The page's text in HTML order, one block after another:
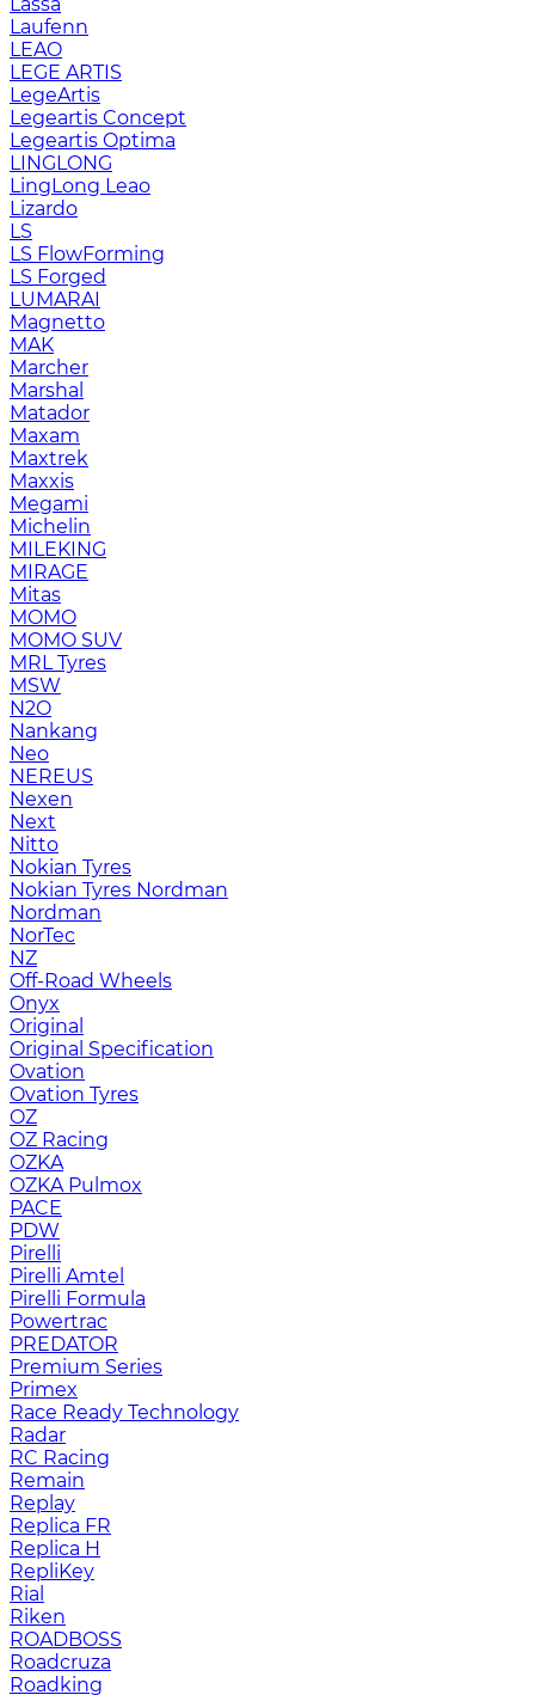
Laufenn
LEAO
LEGE ARTIS
LegeArtis
Legeartis Concept
Legeartis Optima
LINGLONG
LingLong Leao
Lizardo
LS
LS FlowForming
LS Forged
LUMARAI
Magnetto
MAK
Marcher
Marshal
Matador
Maxam
Maxtrek
Maxxis
Megami
Michelin
MILEKING
MIRAGE
Mitas
MOMO
MOMO SUV
MRL Tyres
MSW
N2O
Nankang
Neo
NEREUS
Nexen
Next
Nitto
Nokian Tyres
Nokian Tyres Nordman
Nordman
NorTec
NZ
Off-Road Wheels
Onyx
Original
Original Specification
Ovation
Ovation Tyres
OZ
OZ Racing
OZKA
OZKA Pulmox
PACE
PDW
Pirelli
Pirelli Amtel
Pirelli Formula
Powertrac
PREDATOR
Premium Series
Primex
Race Ready Technology
Radar
RC Racing
Remain
Replay
Replica FR
Replica H
RepliKey
Rial
Riken
ROADBOSS
Roadcruza
Roadking